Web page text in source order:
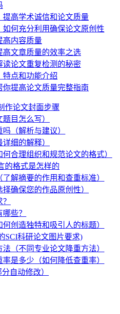
高学术诚信和论文质量
何充分利用确保论文原创性
高内容质量
高文章质量的效率之选
论文重复检测的秘密
特点和功能介绍
提高论文质量完整指南
作论文封面步骤
目怎么写）
（解析与建议）
细的解释）
合理组织和规范论文的格式）
的格式是怎样的
解摘要的作用和查重标准）
确保您的作品原创性）
些？
创造独特和吸引人的标题）
SCI科研论文图片要求)
（不同专业论文降重方法）
是多少（如何降低查重率）
自动修改）